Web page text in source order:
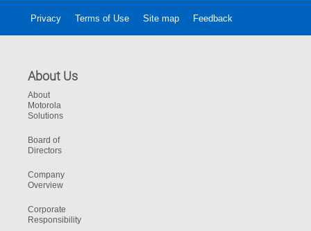
Privacy Terms of Use Site map Feedback
About Us
About
Motorola
Solutions
Board of
Directors
Company
Overview
Corporate
Responsibility